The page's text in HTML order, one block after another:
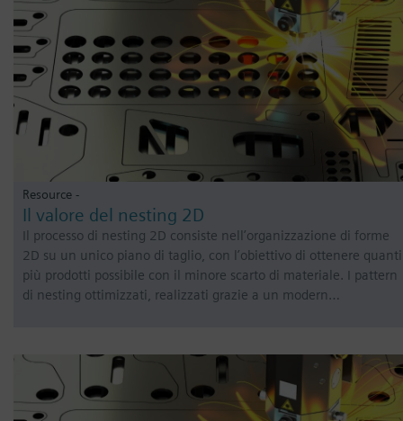
Resource -
Il valore del nesting 2D
Il processo di nesting 2D consiste nell’organizzazione di forme
2D su un unico piano di taglio, con l’obiettivo di ottenere quanti
più prodotti possibile con il minore scarto di materiale. I pattern
di nesting ottimizzati, realizzati grazie a un modern…